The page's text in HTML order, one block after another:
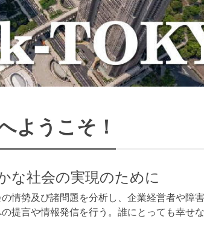
ようこそ！
な社会の実現のために
情勢及び諸問題を分析し、企業経営者や障
提言や情報発信を行う。誰にとっても幸せ